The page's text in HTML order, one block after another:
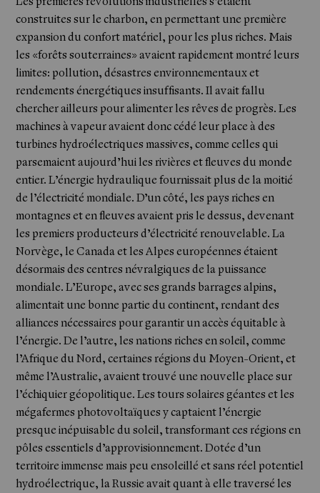
construites sur le charbon, en permettant une première
expansion du confort matériel, pour les plus riches. Mais
les «forêts souterraines» avaient rapidement montré leurs
limites: pollution, désastres environnementaux et
rendements énergétiques insuffisants. Il avait fallu
chercher ailleurs pour alimenter les rêves de progrès. Les
machines à vapeur avaient donc cédé leur place à des
turbines hydroélectriques massives, comme celles qui
parsemaient aujourd’hui les rivières et fleuves du monde
entier. L’énergie hydraulique fournissait plus de la moitié
de l’électricité mondiale. D’un côté, les pays riches en
montagnes et en fleuves avaient pris le dessus, devenant
les premiers producteurs d’électricité renouvelable. La
Norvège, le Canada et les Alpes européennes étaient
désormais des centres névralgiques de la puissance
mondiale. L’Europe, avec ses grands barrages alpins,
alimentait une bonne partie du continent, rendant des
alliances nécessaires pour garantir un accès équitable à
l’énergie. De l’autre, les nations riches en soleil, comme
l’Afrique du Nord, certaines régions du Moyen-Orient, et
même l’Australie, avaient trouvé une nouvelle place sur
l’échiquier géopolitique. Les tours solaires géantes et les
mégafermes photovoltaïques y captaient l’énergie
presque inépuisable du soleil, transformant ces régions en
pôles essentiels d’approvisionnement. Dotée d’un
territoire immense mais peu ensoleillé et sans réel potentiel
hydroélectrique, la Russie avait quant à elle traversé les